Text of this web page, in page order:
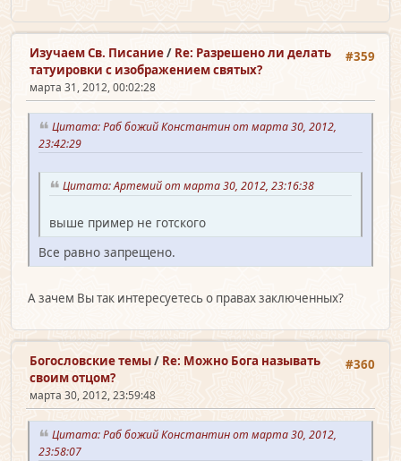
#359
Изучаем Св. Писание/ Re: Разрешено ли делать
татуировки с изображением святых?
марта 31, 2012, 00:02:28
Цитата: Раб божий Константин от марта 30, 2012,
23:42:29
Цитата: Артемий от марта 30, 2012, 23:16:38
выше пример не готского
Все равно запрещено.
А зачем Вы так интересуетесь о правах заключенных?
#360
Богословские темы/ Re: Можно Бога называть
своим отцом?
марта 30, 2012, 23:59:48
Цитата: Раб божий Константин от марта 30, 2012,
23:58:07